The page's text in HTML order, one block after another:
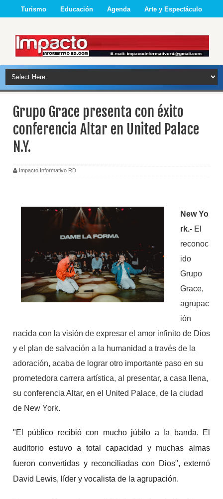
Turismo Educación Agenda Arte y Espectáculo
Grupo Grace presenta con éxito
conferencia Altar en United Palace
N.Y.
Impacto Informativo RD
NewYo
rk.- El
reconoc
ido
Grupo
Grace,
agrupac
ión
nacida con la visión de expresar el amor infinito de Dios
y el plan de salvación a la humanidad a través de la
adoración, acaba de lograr otro importante paso en su
prometedora carrera artística, al presentar, a casa llena,
su conferencia Altar, en el United Palace, de la ciudad
de New York.
"El público recibió con mucho júbilo a la banda. El
auditorio estuvo a total capacidad y muchas almas
fueron convertidas y reconciliadas con Dios", externó
David Lewis, líder y vocalista de la agrupación.